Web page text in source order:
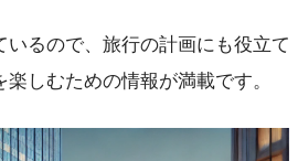
るので、旅行の計画にも役立て
しむための情報が満載です。